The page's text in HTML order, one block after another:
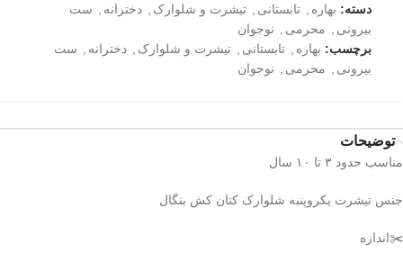
دسته: بهاره تابستانی تیشرت و شلوارک دخترانه
ست
بیرونی
محرمی
نوجوان
برچسب: بهاره تابستانی تیشرت و شلوارک دخترانه
ست
بیرونی
محرمی نوجوان
توضیحات
مناسب حدود ۳ تا ۱۰ سال
جنس تیشرت یکروپنبه شلوارک کتان کش بنگال
✂️اندازه